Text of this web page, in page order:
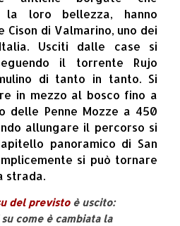
la loro bellezza, hanno
di Valmarino, uno dei
Usciti dalle case si
il torrente Rujo
di tanto in tanto. Si
in mezzo al bosco fino a
delle Penne Mozze a 450
allungare il percorso si
panoramico di San
si può tornare
strada.
del previstoè uscito:
come è cambiata la